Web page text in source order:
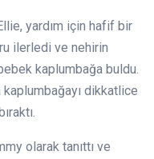
yardım için hafif bir
ilerledi ve nehirin
kaplumbağa buldu.
dikkatlice
olarak tanıttı ve